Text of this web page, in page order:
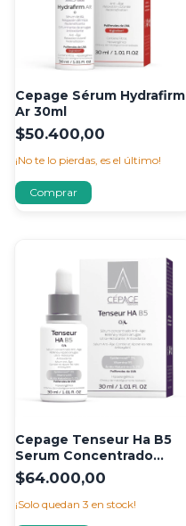
Cepage Sérum Hydrafirm
Ar 30ml
$50.400,00
¡No te lo pierdas, es el último!
Cepage Tenseur Ha B5
Serum Concentrado
Antiedad Antiage 30ml
Piel Sensible Normal
$64.000,00
¡Solo quedan 3 en stock!